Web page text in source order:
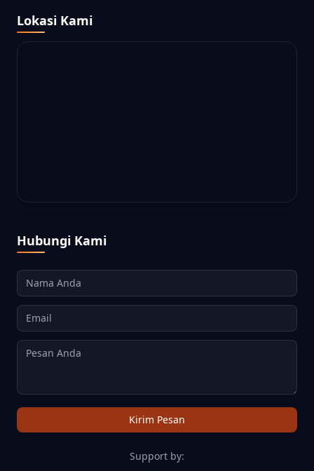
Lokasi Kami
Hubungi Kami
Nama Anda
Email
Pesan Anda
Kirim Pesan
Support by:
WARNA STANDARD
SOROT TAUTAN ANIMASI DIJEDA